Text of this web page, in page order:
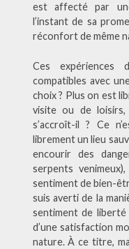
est affecté par
l’instant de sa
réconfort de même
Ces expériences
compatibles avec
choix ? Plus on est
visite ou de
s’accroît-il ? Ce
librement un lieu
encourir des
serpents
sentiment de bien-
suis averti de la
sentiment de liberté
d’une satisfaction
nature. À ce titre,